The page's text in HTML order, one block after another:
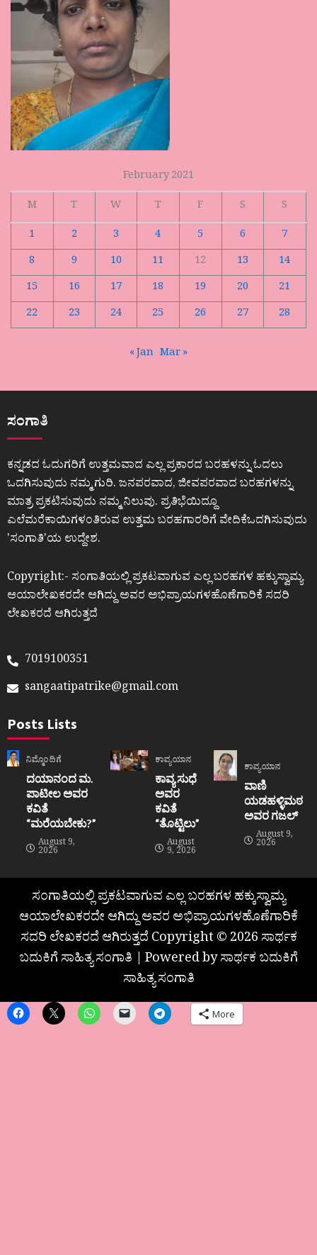
February 2021
M
T W T F S
S
1
2 3 4 5 6
7
8
9 10 11 12 13
14
15
16 17 18 19 20
21
22
23 24 25 26 27 28
« Jan Mar »
ಸಂಗಾತಿ
ಕನ್ನಡದ ಓದುಗರಿಗೆ ಉತ್ತಮವಾದ ಎಲ್ಲ ಪ್ರಕಾರದ ಬರಹಳನ್ನು ಓದಲು
ಒದಗಿಸುವುದು ನಮ್ಮ ಗುರಿ. ಜನಪರವಾದ, ಜೀವಪರವಾದ ಬರಹಗಳನ್ನು
ಮಾತ್ರ ಪ್ರಕಟಿಸುವುದು ನಮ್ಮ ನಿಲುವು. ಪ್ರತಿಭೆಯಿದ್ದೂ
ಎಲೆಮರೆಕಾಯಿಗಳಂತಿರುವ ಉತ್ತಮ ಬರಹಗಾರರಿಗೆ ವೇದಿಕೆಒದಗಿಸುವುದು
ʼಸಂಗಾತಿʼಯ ಉದ್ದೇಶ.
Copyright:- ಸಂಗಾತಿಯಲ್ಲಿ ಪ್ರಕಟವಾಗುವ ಎಲ್ಲ ಬರಹಗಳ ಹಕ್ಕುಸ್ವಾಮ್ಯ
ಆಯಾಲೇಖಕರದೇ ಆಗಿದ್ದು ಅವರ ಅಭಿಪ್ರಾಯಗಳಹೊಣೆಗಾರಿಕೆ ಸದರಿ
ಲೇಖಕರದೆ ಆಗಿರುತ್ತದೆ
7019100351
sangaatipatrike@gmail.com
Posts Lists
ನಿಮ್ಮೊಂದಿಗೆ
ದಯಾನಂದ ಮ.
ಪಾಟೀಲ ಅವರ
ಕವಿತೆ
“ಮರೆಯಬೇಕು?”
August 9,
2026
ಕಾವ್ಯಯಾನ
ಕಾವ್ಯ ಸುಧೆ
ಅವರ
ಕವಿತೆ
“ತೊಟ್ಟಿಲು”
August
9, 2026
ಕಾವ್ಯಯಾನ
ವಾಣಿ
ಯಡಹಳ್ಳಿಮಠ
ಅವರ ಗಜಲ್
August 9,
2026
ಸಂಗಾತಿಯಲ್ಲಿ ಪ್ರಕಟವಾಗುವ ಎಲ್ಲ ಬರಹಗಳ ಹಕ್ಕುಸ್ವಾಮ್ಯ
ಆಯಾಲೇಖಕರದೇ ಆಗಿದ್ದು ಅವರ ಅಭಿಪ್ರಾಯಗಳಹೊಣೆಗಾರಿಕೆ
ಸದರಿ ಲೇಖಕರದೆ ಆಗಿರುತ್ತದೆ Copyright © 2026 ಸಾರ್ಥಕ
ಬದುಕಿಗೆ ಸಾಹಿತ್ಯ ಸಂಗಾತಿ | Powered by ಸಾರ್ಥಕ ಬದುಕಿಗೆ
ಸಾಹಿತ್ಯ ಸಂಗಾತಿ
More